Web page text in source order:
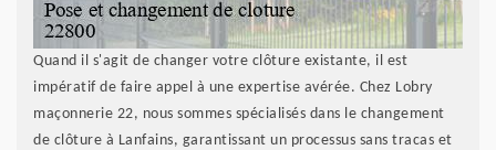
Quand il s'agit de changer votre clôture existante, il est
impératif de faire appel à une expertise avérée. Chez Lobry
maçonnerie 22, nous sommes spécialisés dans le changement
de clôture à Lanfains, garantissant un processus sans tracas et